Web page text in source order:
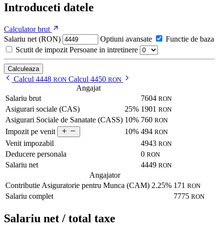
Introduceti datele
Calculator brut
Salariu net (RON)
Optiuni avansate
Functie de baza
Scutit de impozit Persoane in intretinere
Calculeaza
Calcul 4448 RON Calcul 4450 RON
Angajat
Salariu brut
7604 RON
Asigurari sociale (CAS) 25% 1901 RON
Asigurari Sociale de Sanatate (CASS) 10% 760 RON
Impozit pe venit 10% 494 RON
Venit impozabil 4943 RON
Deducere personala 0 RON
Salariu net 4449 RON
Angajator
Contributie Asiguratorie pentru Munca (CAM) 2.25% 171 RON
Salariu complet 7775 RON
Salariu net / total taxe